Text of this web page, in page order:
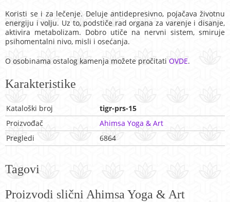
Koristi se i za lečenje. Deluje antidepresivno, pojačava životnu
energiju i volju. Uz to, podstiče rad organa za varenje i disanje,
aktivira metabolizam. Dobro utiče na nervni sistem, smiruje
psihomentalni nivo, misli i osećanja.
O osobinama ostalog kamenja možete pročitati OVDE.
Karakteristike
Kataloški broj
tigr-prs-15
Proizvođač
Ahimsa Yoga & Art
Pregledi
6864
Tagovi
Proizvodi slični Ahimsa Yoga & Art